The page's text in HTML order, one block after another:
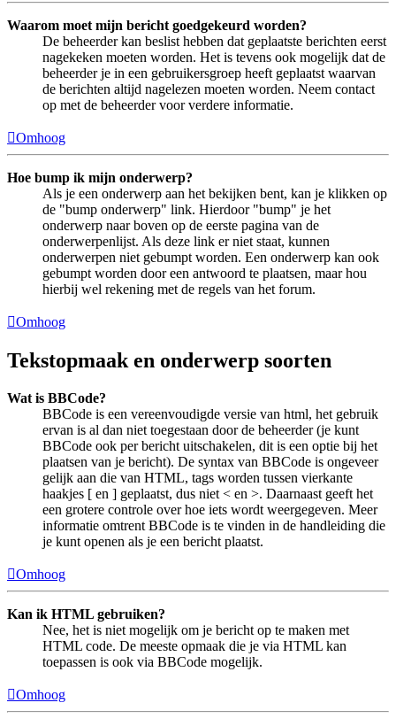
Waarom moet mijn bericht goedgekeurd worden?
De beheerder kan beslist hebben dat geplaatste berichten eerst
nagekeken moeten worden. Het is tevens ook mogelijk dat de
beheerder je in een gebruikersgroep heeft geplaatst waarvan
de berichten altijd nagelezen moeten worden. Neem contact
op met de beheerder voor verdere informatie.
Omhoog
Hoe bump ik mijn onderwerp?
Als je een onderwerp aan het bekijken bent, kan je klikken op
de "bump onderwerp" link. Hierdoor "bump" je het
onderwerp naar boven op de eerste pagina van de
onderwerpenlijst. Als deze link er niet staat, kunnen
onderwerpen niet gebumpt worden. Een onderwerp kan ook
gebumpt worden door een antwoord te plaatsen, maar hou
hierbij wel rekening met de regels van het forum.
Omhoog
Tekstopmaak en onderwerp soorten
Wat is BBCode?
BBCode is een vereenvoudigde versie van html, het gebruik
ervan is al dan niet toegestaan door de beheerder (je kunt
BBCode ook per bericht uitschakelen, dit is een optie bij het
plaatsen van je bericht). De syntax van BBCode is ongeveer
gelijk aan die van HTML, tags worden tussen vierkante
haakjes [ en ] geplaatst, dus niet < en >. Daarnaast geeft het
een grotere controle over hoe iets wordt weergegeven. Meer
informatie omtrent BBCode is te vinden in de handleiding die
je kunt openen als je een bericht plaatst.
Omhoog
Kan ik HTML gebruiken?
Nee, het is niet mogelijk om je bericht op te maken met
HTML code. De meeste opmaak die je via HTML kan
toepassen is ook via BBCode mogelijk.
Omhoog